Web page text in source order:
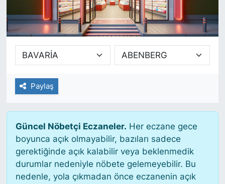
Paylaş
Güncel Nöbetçi Eczaneler. Her eczane gece
boyunca açık olmayabilir, bazıları sadece
gerektiğinde açık kalabilir veya beklenmedik
durumlar nedeniyle nöbete gelemeyebilir. Bu
nedenle, yola çıkmadan önce eczanenin açık
SİYASET
SAĞLIK